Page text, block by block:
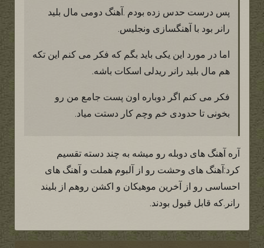
پس درست حدس زده بودم .آهنگ دومی مال بلید
رانر بود با آهنگسازی ونجلیس.
اما در مورد این یکی باید بگم که فکر می کنم این تکه
هم مال بلید رانر ریدلی اسکات باشه.
فکر می کنم اگر دوباره اون پست جامع من رو
بخونی تا حدودی خم وچم کار دستت میاد.
آره آهنگ های دوبله رو میشه به چند دسته تقسیم
کرد:آهنگ های وحشت رو از آلبوم هملت و آهنگ های
احساسی رو از آخرین موهیکان و اکشن روهم از بلیند
رانر.که قابل قبول بودند.